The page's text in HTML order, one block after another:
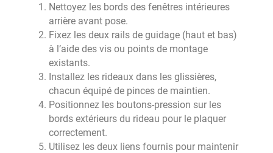
Nettoyez les bords des fenêtres intérieures
arrière avant pose.
Fixez les deux rails de guidage (haut et bas)
à l’aide des vis ou points de montage
existants.
Installez les rideaux dans les glissières,
chacun équipé de pinces de maintien.
Positionnez les boutons-pression sur les
bords extérieurs du rideau pour le plaquer
correctement.
Utilisez les deux liens fournis pour maintenir